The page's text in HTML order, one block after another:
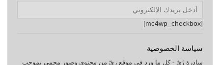
[mc4wp_checkbox]
سياسة الخصوصية
مبادرة زَيّ - كل ما ورد في موقع زيّ من محتوى وصور محمي بموجب